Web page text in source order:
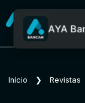
AYA
Início ❯ Revistas